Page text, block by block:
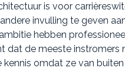
is voor
invulling te geven
hebben
dat de meeste instromers
kennis omdat ze van